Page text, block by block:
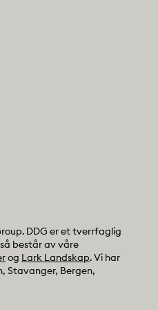
DDG er et tverrfaglig
består av våre
og Lark Landskap. Vi har
Stavanger, Bergen,